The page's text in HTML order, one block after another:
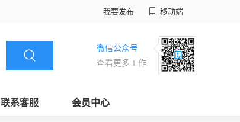
我要发布 移动端
微信公众号
查看更多工作
联系客服 会员中心